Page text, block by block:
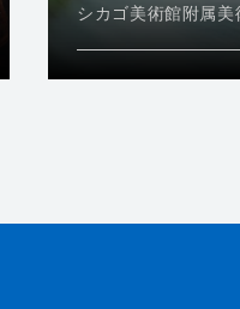
シカゴ美術館附属美